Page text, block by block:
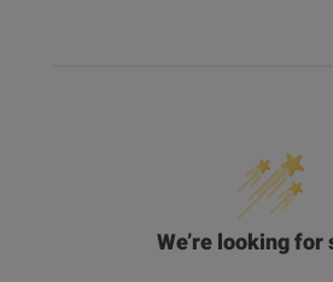
We’re looking for